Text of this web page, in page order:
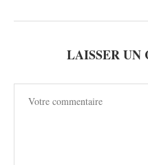
LAISSER UN